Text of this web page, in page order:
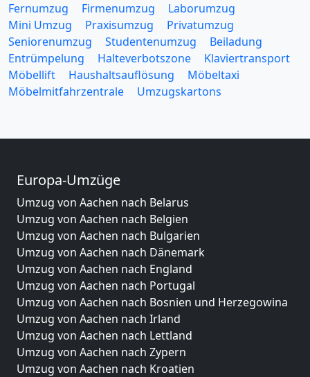
Fernumzug
Firmenumzug
Laborumzug
Mini Umzug
Praxisumzug
Privatumzug
Seniorenumzug
Studentenumzug
Beiladung
Entrümpelung
Halteverbotszone
Klaviertransport
Möbellift
Haushaltsauflösung
Möbeltaxi
Möbelmitfahrzentrale
Umzugskartons
Europa-Umzüge
Umzug von Aachen nach Belarus
Umzug von Aachen nach Belgien
Umzug von Aachen nach Bulgarien
Umzug von Aachen nach Dänemark
Umzug von Aachen nach England
Umzug von Aachen nach Portugal
Umzug von Aachen nach Bosnien und Herzegowina
Umzug von Aachen nach Irland
Umzug von Aachen nach Lettland
Umzug von Aachen nach Zypern
Umzug von Aachen nach Kroatien